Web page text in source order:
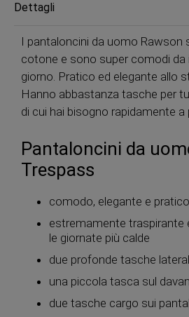
Dettagli
I pantaloncini da uomo Rawson
cotone e sono super comodi
giorno. Pratico ed elegante allo
Hanno abbastanza tasche per
di cui hai bisogno rapidamente
Pantaloncini da
Trespass
comodo, elegante e pratico
estremamente traspirante
le giornate più calde
due profonde tasche
una piccola tasca sul
due tasche cargo sui